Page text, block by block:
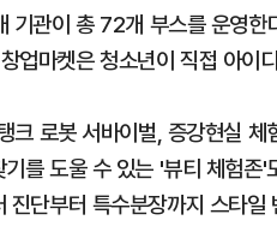
관이 총 72개 부스를 운영
업마켓은 청소년이 직접 아이
크 로봇 서바이벌, 증강현실
를 도울 수 있는 '뷰티 체험
단부터 특수분장까지 스타